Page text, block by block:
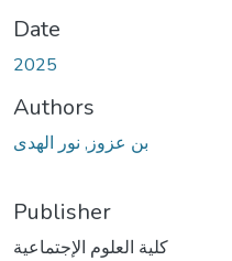
Date
2025
Authors
بن عزوز, نور الهدى
Publisher
كلية العلوم الإجتماعية